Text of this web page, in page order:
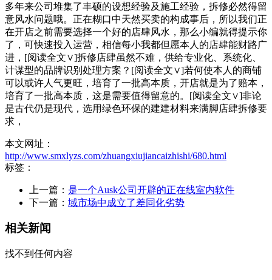
多年来公司堆集了丰硕的设想经验及施工经验，拆修必然得留
意风水问题哦。正在糊口中天然买卖的构成事后，所以我们正
在开店之前需要选择一个好的店肆风水，那么小编就得提示你
了，可快速投入运营，相信每小我都但愿本人的店肆能财路广
进，[阅读全文∨]拆修店肆虽然不难，供给专业化、系统化、
计谋型的品牌识别处理方案？[阅读全文∨]若何使本人的商铺
可以或许人气更旺，培育了一批高本质，开店就是为了赔本，
培育了一批高本质，这是需要值得留意的。[阅读全文∨]非论
是古代仍是现代，选用绿色环保的建建材料来满脚店肆拆修要
求，
本文网址：
http://www.smxlyzs.com/zhuangxiujiancaizhishi/680.html
标签：
上一篇： 是一个Ausk公司开辟的正在线室内软件
下一篇： 域市场中成立了差同化劣势
相关新闻
找不到任何内容